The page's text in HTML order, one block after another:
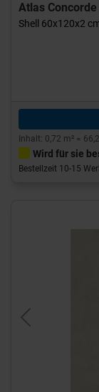
Atlas Concorde
Shell 60x120x2
Inhalt: 0,72 m² =
Wird für sie
Bestellzeit 10-15
Previous